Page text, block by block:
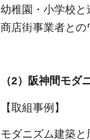
幼稚園・小学校
商店街事業者と
（2）阪神間モダ
【取組事例】
モダニズム建築